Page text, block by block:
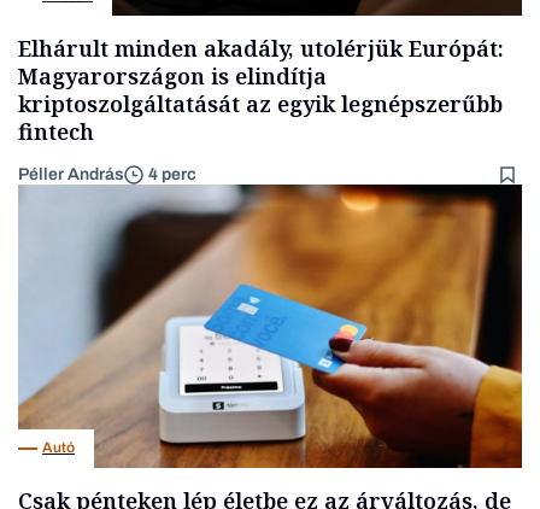
Elhárult minden akadály, utolérjük Európát:
Magyarországon is elindítja
kriptoszolgáltatását az egyik legnépszerűbb
fintech
Péller András 4 perc
Autó
Csak pénteken lép életbe ez az árváltozás, de